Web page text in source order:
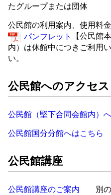
たグループまたは団体
公民館の利用案内、使用料
パンフレット
【公民館
内）は休館中につきご利用
い。
公民館へのアクセ
公民館（堅下合同会館内）
公民館国分分館へはこちら
公民館講座
公民館講座のご案内 別の